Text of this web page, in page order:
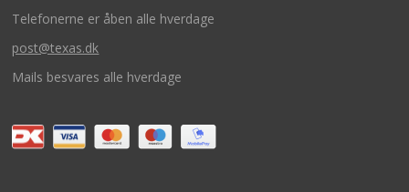
Telefonerne er åben alle hverdage
post@texas.dk
Mails besvares alle hverdage